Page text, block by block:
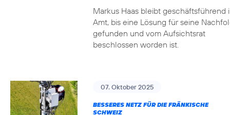
Markus Haas bleibt geschäftsführend
Amt, bis eine Lösung für seine
gefunden und vom Aufsichtsrat
beschlossen worden ist.
07. Oktober 2025
BESSERES NETZ FÜR DIE FRÄNKISCHE
SCHWEIZ